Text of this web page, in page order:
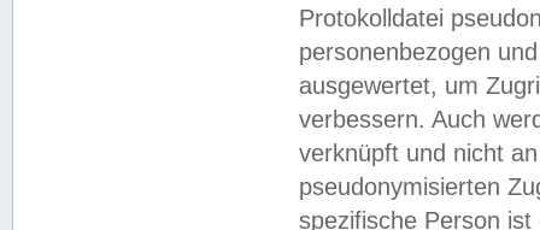
Protokolldatei
personenbezogen
ausgewertet, um
verbessern. Auch
verknüpft und nicht
pseudonymisierten
spezifische Person